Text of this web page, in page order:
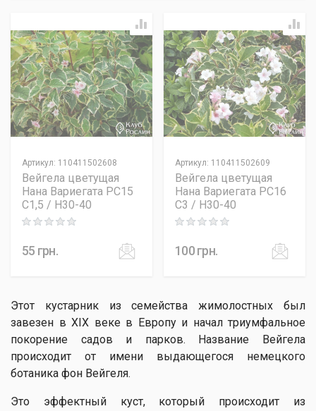
Артикул: 110411502608
Вейгела цветущая
Нана Вариегата PC15
C1,5 / H30-40
Rating: 0 out of 5
55 грн.
Артикул: 110411502609
Вейгела цветущая
Нана Вариегата PC16
C3 / H30-40
Rating: 0 out of 5
100грн.
Этот кустарник из семейства жимолостных был
завезен в XIX веке в Европу и начал триумфальное
покорение садов и парков. Название Вейгела
происходит от имени выдающегося немецкого
ботаника фон Вейгеля.
Это эффектный куст, который происходит из